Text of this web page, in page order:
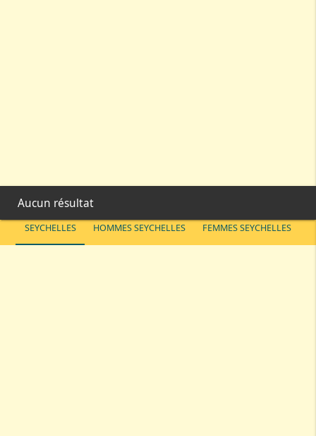
SEYCHELLES HOMMES SEYCHELLES FEMMES SEYCHELLES
Aucun résultat